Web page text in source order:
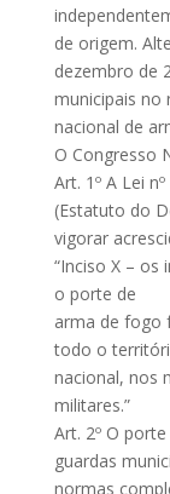
de origem.
dezembro de
municipais no
nacional de
O Congresso
Art. 1º A Lei
(Estatuto do
vigorar
“Inciso X – os
o porte de
arma de fogo
todo o
nacional, nos
militares.”
Art. 2º O
guardas
normas